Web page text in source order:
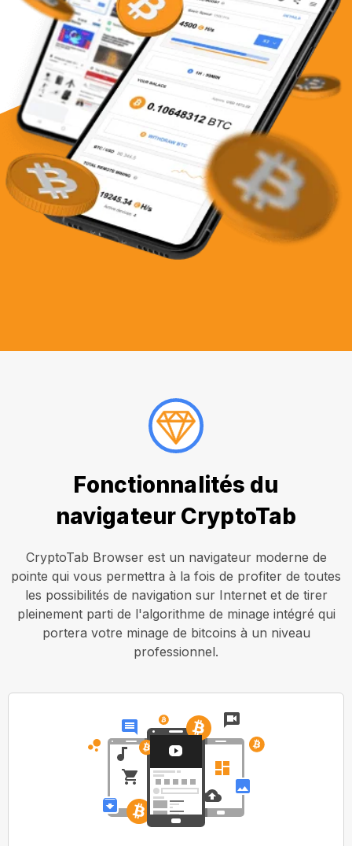
Fonctionnalités du
navigateur CryptoTab
CryptoTab Browser est un navigateur moderne de
pointe qui vous permettra à la fois de profiter de toutes
les possibilités de navigation sur Internet et de tirer
pleinement parti de l'algorithme de minage intégré qui
portera votre minage de bitcoins à un niveau
professionnel.